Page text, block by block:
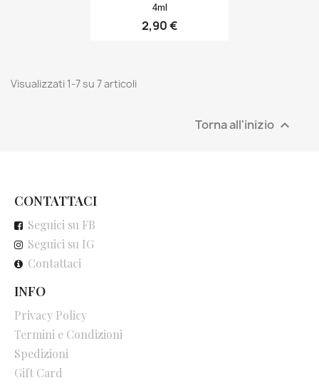
4ml
2,90 €
Visualizzati 1-7 su 7 articoli
Torna all'inizio 
CONTATTACI
Seguici su FB
Seguici su IG
Contattaci
INFO
Privacy Policy
Termini e Condizioni
Spedizioni
Gift Card